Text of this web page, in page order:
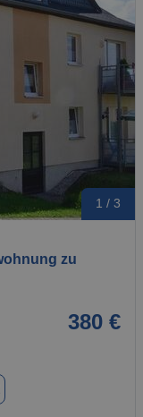
1 / 3
zu
380 €